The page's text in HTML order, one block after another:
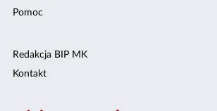
Pomoc
Redakcja BIP MK
Kontakt